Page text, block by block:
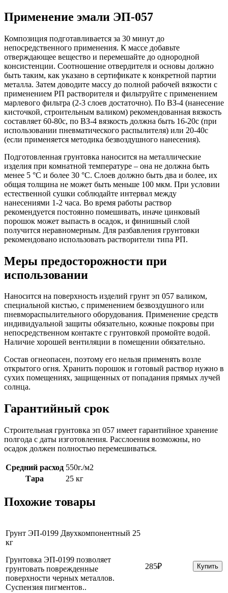
Применение эмали ЭП-057
Композиция подготавливается за 30 минут до
непосредственного применения. К массе добавьте
отверждающее вещество и перемешайте до однородной
консистенции. Соотношение отвердителя и основы должно
быть таким, как указано в сертификате к конкретной партии
металла. Затем доводите массу до полной рабочей вязкости с
применением РП растворителя и фильтруйте с применением
марлевого фильтра (2-3 слоев достаточно). По ВЗ-4 (нанесение
кисточкой, строительным валиком) рекомендованная вязкость
составляет 60-80с, по ВЗ-4 вязкость должна быть 16-20с (при
использовании пневматического распылителя) или 20-40с
(если применяется методика безвоздушного нанесения).
Подготовленная грунтовка наносится на металлические
изделия при комнатной температуре – она не должна быть
менее 5 °C и более 30 °C. Слоев должно быть два и более, их
общая толщина не может быть меньше 100 мкм. При условии
естественной сушки соблюдайте интервал между
нанесениями 1-2 часа. Во время работы раствор
рекомендуется постоянно помешивать, иначе цинковый
порошок может выпасть в осадок, и финишный слой
получится неравномерным. Для разбавления грунтовки
рекомендовано использовать растворители типа РП.
Меры предосторожности при
использовании
Наносится на поверхность изделий грунт эп 057 валиком,
специальной кистью, с применением безвоздушного или
пневмораспылительного оборудования. Применение средств
индивидуальной защиты обязательно, кожные покровы при
непосредственном контакте с грунтовкой промойте водой.
Наличие хорошей вентиляции в помещении обязательно.
Состав огнеопасен, поэтому его нельзя применять возле
открытого огня. Хранить порошок и готовый раствор нужно в
сухих помещениях, защищенных от попадания прямых лучей
солнца.
Гарантийный срок
Строительная грунтовка эп 057 имеет гарантийное хранение
полгода с даты изготовления. Расслоения возможны, но
осадок должен полностью перемешиваться.
Средний расход 550г./м2
Тара
25 кг
Похожие товары
Грунт ЭП-0199 Двухкомпонентный 25
кг
Грунтовка ЭП-0199 позволяет
грунтовать поврежденные
поверхности черных металлов.
Суспензия пигментов..
285₽ Купить